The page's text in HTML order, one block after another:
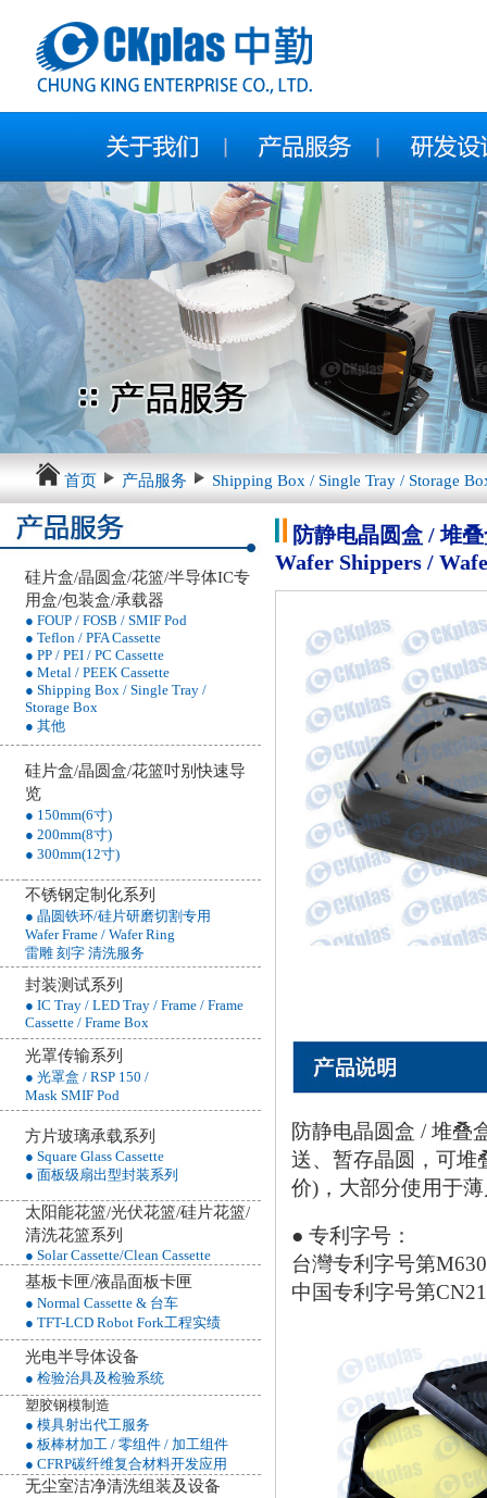
首页 产品服务 Shipping Box / Single Tray / Storage
硅片盒/晶圆盒/花篮/半导体IC专
用盒/包装盒/承载器
● FOUP / FOSB / SMIF Pod
● Teflon / PFA Cassette
● PP / PEI / PC Cassette
● Metal / PEEK Cassette
● Shipping Box / Single Tray /
Storage Box
● 其他
硅片盒/晶圆盒/花篮吋别快速导
览
● 150mm(6寸)
● 200mm(8寸)
● 300mm(12寸)
不锈钢定制化系列
● 晶圆铁环/硅片研磨切割专用
Wafer Frame / Wafer Ring
雷雕 刻字 清洗服务
封装测试系列
● IC Tray / LED Tray / Frame / Frame
Cassette / Frame Box
光罩传输系列
● 光罩盒 / RSP 150 /
Mask SMIF Pod
方片玻璃承载系列
● Square Glass Cassette
● 面板级扇出型封装系列
太阳能花篮/光伏花篮/硅片花篮/
清洗花篮系列
● Solar Cassette/Clean Cassette
基板卡匣/液晶面板卡匣
● Normal Cassette & 台车
● TFT-LCD Robot Fork工程实绩
光电半导体设备
● 检验治具及检验系统
塑胶钢模制造
● 模具射出代工服务
● 板棒材加工 / 零组件 / 加工组件
● CFRP碳纤维复合材料开发应用
无尘室洁净清洗组装及设备
防静电晶圆盒 / 堆
Wafer Shippers /
防静电晶圆盒 / 堆叠
送、暂存晶圆，可堆
价)，大部分使用于
● 专利字号：
台灣专利字号第
中国专利字号第